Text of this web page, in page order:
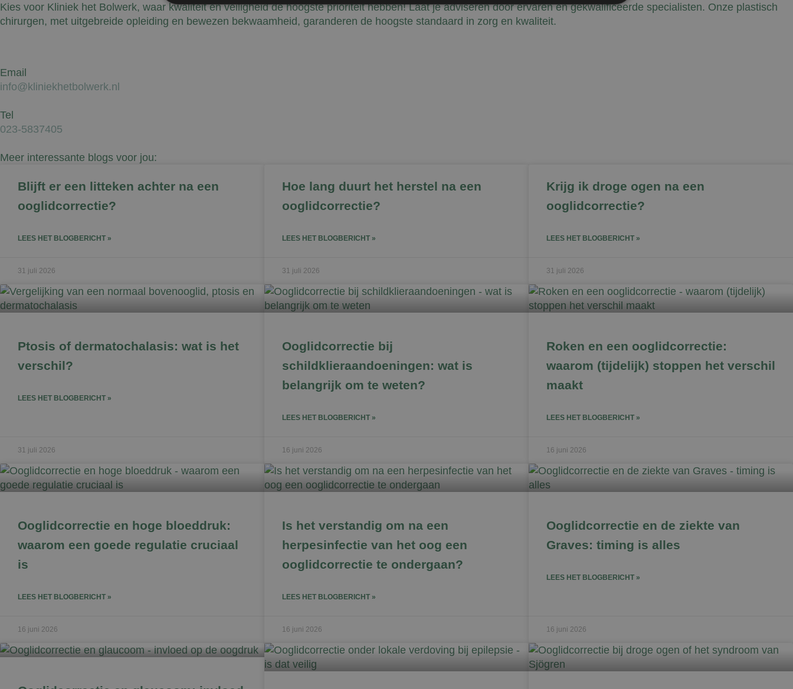
Kies voor Kliniek het Bolwerk, waar kwaliteit en veiligheid de hoogste prioriteit hebben! Laat je adviseren door ervaren en gekwalificeerde specialisten. Onze plastisch
chirurgen, met uitgebreide opleiding en bewezen bekwaamheid, garanderen de hoogste standaard in zorg en kwaliteit.
Email
info@kliniekhetbolwerk.nl
Tel
023-5837405
Meer interessante blogs voor jou:
Blijft er een litteken achter na een
ooglidcorrectie?
LEES HET BLOGBERICHT »
31 juli 2026
Hoe lang duurt het herstel na een
ooglidcorrectie?
LEES HET BLOGBERICHT »
31 juli 2026
Krijg ik droge ogen na een
ooglidcorrectie?
LEES HET BLOGBERICHT »
31 juli 2026
Ptosis of dermatochalasis: wat is het
verschil?
LEES HET BLOGBERICHT »
31 juli 2026
Ooglidcorrectie bij
schildklieraandoeningen: wat is
belangrijk om te weten?
LEES HET BLOGBERICHT »
16 juni 2026
Roken en een ooglidcorrectie:
waarom (tijdelijk) stoppen het verschil
maakt
LEES HET BLOGBERICHT »
16 juni 2026
Ooglidcorrectie en hoge bloeddruk:
waarom een goede regulatie cruciaal
is
LEES HET BLOGBERICHT »
16 juni 2026
Is het verstandig om na een
herpesinfectie van het oog een
ooglidcorrectie te ondergaan?
LEES HET BLOGBERICHT »
16 juni 2026
Ooglidcorrectie en de ziekte van
Graves: timing is alles
LEES HET BLOGBERICHT »
16 juni 2026
Targeting
Google Privacy Policy